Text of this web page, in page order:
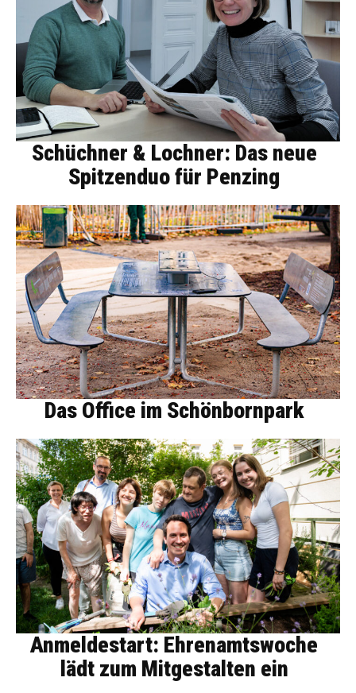
Schüchner & Lochner: Das neue
Spitzenduo für Penzing
Das Office im Schönbornpark
Anmeldestart: Ehrenamtswoche
lädt zum Mitgestalten ein